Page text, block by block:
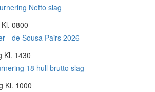
Netto slag
0800
- de Sousa Pairs 2026
Kl. 1430
18 hull brutto slag
Kl. 1000